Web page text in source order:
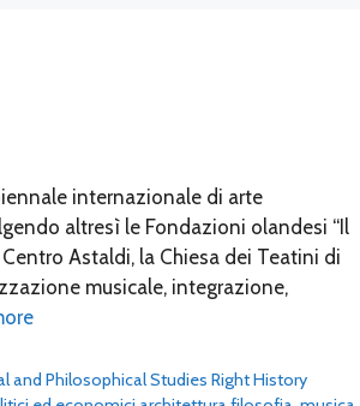
internazionale di arte
altresì le Fondazioni olandesi “Il
Astaldi, la Chiesa dei Teatini di
musicale, integrazione,
and Philosophical Studies Right History